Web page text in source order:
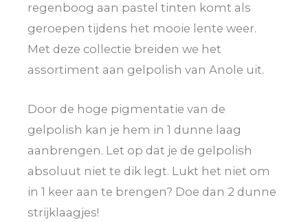
regenboog aan pastel tinten komt als
geroepen tijdens het mooie lente weer.
Met deze collectie breiden we het
assortiment aan gelpolish van Anole uit.
Door de hoge pigmentatie van de
gelpolish kan je hem in 1 dunne laag
aanbrengen. Let op dat je de gelpolish
absoluut niet te dik legt. Lukt het niet om
in 1 keer aan te brengen? Doe dan 2 dunne
strijklaagjes!